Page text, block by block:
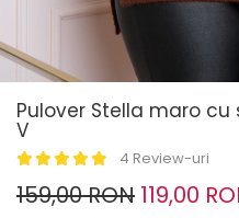
Pulover Stella maro
V
4 Review-uri
159,00 RON 119,00